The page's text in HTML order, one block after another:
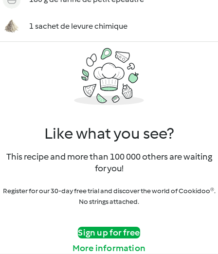
1 sachet de levure chimique
Like what you see?
This recipe and more than 100 000 others are waiting
for you!
Register for our 30-day free trial and discover the world of Cookidoo®.
No strings attached.
Sign up for free
More information